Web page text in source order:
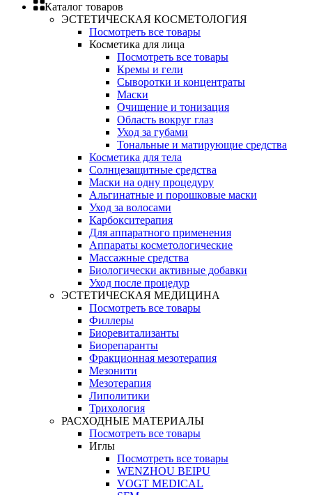
Каталог товаров
ЭСТЕТИЧЕСКАЯ КОСМЕТОЛОГИЯ
Посмотреть все товары
Косметика для лица
Посмотреть все товары
Кремы и гели
Сыворотки и концентраты
Маски
Очищение и тонизация
Область вокруг глаз
Уход за губами
Тональные и матирующие средства
Косметика для тела
Солнцезащитные средства
Маски на одну процедуру
Альгинатные и порошковые маски
Уход за волосами
Карбокситерапия
Для аппаратного применения
Аппараты косметологические
Массажные средства
Биологически активные добавки
Уход после процедур
ЭСТЕТИЧЕСКАЯ МЕДИЦИНА
Посмотреть все товары
Филлеры
Биоревитализанты
Биорепаранты
Фракционная мезотерапия
Мезонити
Мезотерапия
Липолитики
Трихология
РАСХОДНЫЕ МАТЕРИАЛЫ
Посмотреть все товары
Иглы
Посмотреть все товары
WENZHOU BEIPU
VOGT MEDICAL